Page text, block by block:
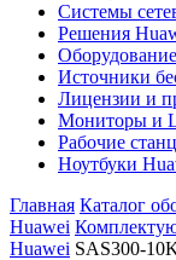
Системы
Решения
Источники
Лицензии и
Мониторы и
Рабочие
Ноутбуки
Главная Каталог
Huawei
Huawei SAS300-